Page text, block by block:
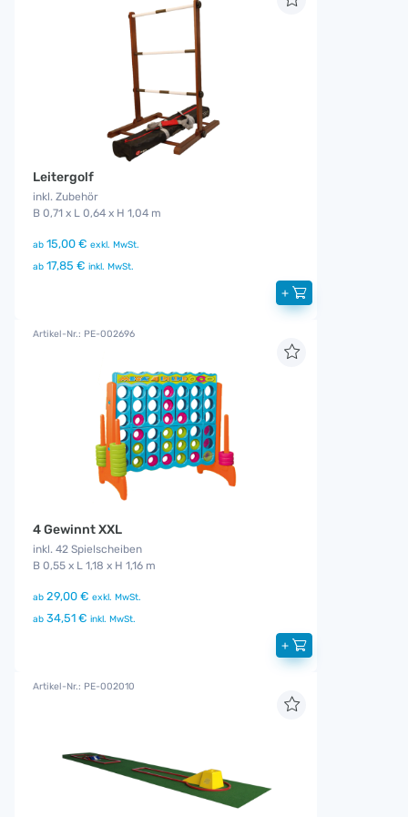
Leitergolf
inkl. Zubehör
B 0,71 x L 0,64 x H 1,04 m
ab 15,00 € exkl. MwSt.
ab 17,85 € inkl. MwSt.
+
Artikel-Nr.: PE-002696
4 Gewinnt XXL
inkl. 42 Spielscheiben
B 0,55 x L 1,18 x H 1,16 m
ab 29,00 € exkl. MwSt.
ab 34,51 € inkl. MwSt.
+
Artikel-Nr.: PE-002010